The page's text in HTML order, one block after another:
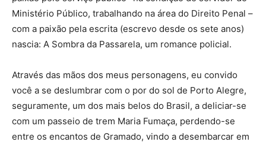
Ministério Público, trabalhando na área do Direito Penal –
com a paixão pela escrita (escrevo desde os sete anos)
nascia: A Sombra da Passarela, um romance policial.
Através das mãos dos meus personagens, eu convido
você a se deslumbrar com o por do sol de Porto Alegre,
seguramente, um dos mais belos do Brasil, a deliciar-se
com um passeio de trem Maria Fumaça, perdendo-se
entre os encantos de Gramado, vindo a desembarcar em